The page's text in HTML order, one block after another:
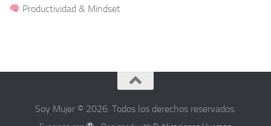
Productividad & Mindset
Soy Mujer © 2026. Todos los derechos reservados.